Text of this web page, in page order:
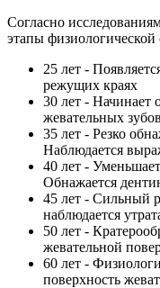
Согласно
этапы физиологической
25 лет -
режущих краях
30 лет - Начинает
жевательных зубов
35 лет - Резко
Наблюдается
40 лет -
Обнажается
45 лет - Сильный
наблюдается
50 лет -
жевательной
60 лет -
поверхность